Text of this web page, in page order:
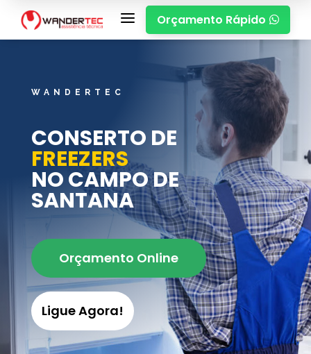
a Orçamento Rápido 
WANDERTEC
CONSERTO DE
FREEZERS
NO CAMPO DE
SANTANA
Orçamento Online
Ligue Agora!